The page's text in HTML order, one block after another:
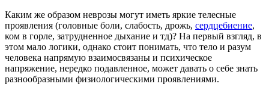
Каким же образом неврозы могут иметь яркие телесные
проявления (головные боли, слабость, дрожь, сердцебиение,
ком в горле, затрудненное дыхание и тд)? На первый взгляд, в
этом мало логики, однако стоит понимать, что тело и разум
человека напрямую взаимосвязаны и психическое
напряжение, нередко подавленное, может давать о себе знать
разнообразными физиологическими проявлениями.